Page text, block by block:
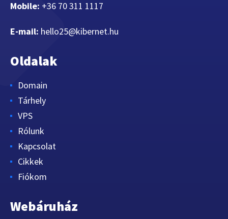
Mobile: +36 70 311 1117
E-mail: hello25@kibernet.hu
Oldalak
Domain
Tárhely
VPS
Rólunk
Kapcsolat
Cikkek
Fiókom
Webáruház